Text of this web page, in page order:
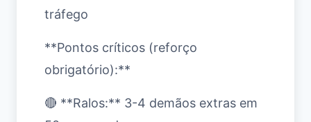
tráfego
**Pontos críticos (reforço
obrigatório):**
🔴 **Ralos:** 3-4 demãos extras em